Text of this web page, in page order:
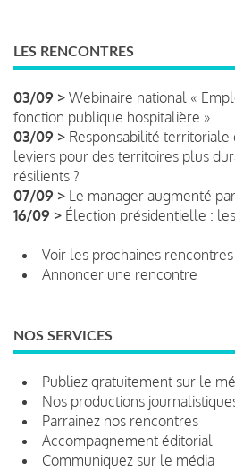
LES RENCONTRES
03/09 > Webinaire national «
fonction publique hospitalière »
03/09 > Responsabilité territoriale
leviers pour des territoires plus
résilients ?
07/09 > Le manager augmenté
16/09 > Élection présidentielle :
Voir les prochaines rencontres
Annoncer une rencontre
NOS SERVICES
Publiez gratuitement sur le
Nos productions
Parrainez nos rencontres
Accompagnement éditorial
Communiquez sur le média